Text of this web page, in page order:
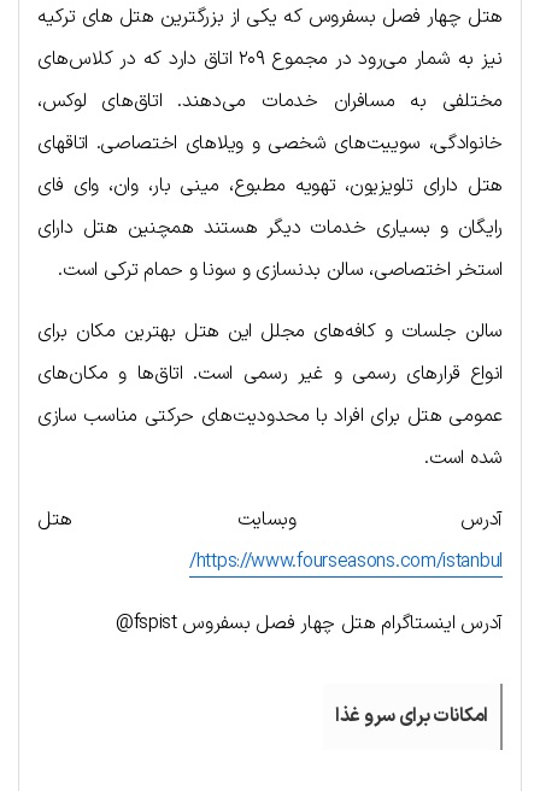
هتل چهار فصل بسفروس که یکی از بزرگترین هتل های ترکیه
نیز به شمار می‌رود در مجموع ۲۰۹ اتاق دارد که در کلاس‌های
مختلفی به مسافران خدمات می‌دهند. اتاق‌های لوکس،
خانوادگی، سويیت‌های شخصی و ویلاهای اختصاصی. اتاقهای
هتل دارای تلویزیون، تهویه مطبوع، مینی بار، وان، وای فای
رایگان و بسیاری خدمات دیگر هستند همچنین هتل دارای
استخر اختصاصی، سالن بدنسازی و سونا و حمام ترکی است.
سالن جلسات و کافه‌های مجلل این هتل بهترین مکان برای
انواع قرار‌های رسمی و غیر رسمی است. اتاق‌ها و مکان‌های
عمومی هتل برای افراد با محدودیت‌های حرکتی مناسب سازی
شده است.
آدرس وبسایت هتل
https://www.fourseasons.com/istanbul/
آدرس اینستاگرام هتل چهار فصل بسفروس fspist@
امکانات برای سرو غذا